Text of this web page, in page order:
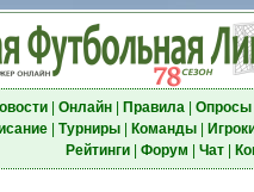
| Онлайн| Правила| Опросы|
| Турниры| Команды|
Рейтинги| Форум Чат|